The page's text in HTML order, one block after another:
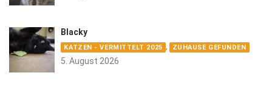
Blacky
KATZEN - VERMITTELT 2025 , ZUHAUSE GEFUNDEN
5. August 2026